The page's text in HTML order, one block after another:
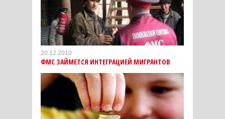
20.12.2010
ФМС ЗАЙМЕТСЯ ИНТЕГРАЦИЕЙ МИГРАНТОВ